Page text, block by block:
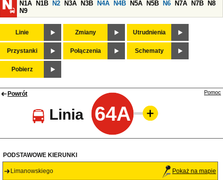
N1A
N1B N2 N3A N3B N4A N4B N5A N5B N6 N7A N7B
N8
N9
Linie Zmiany Utrudnienia
Przystanki Połączenia Schematy
Pobierz
Powrót
Linia 64A
Pomoc
PODSTAWOWE KIERUNKI
Limanowskiego Pokaż na mapie